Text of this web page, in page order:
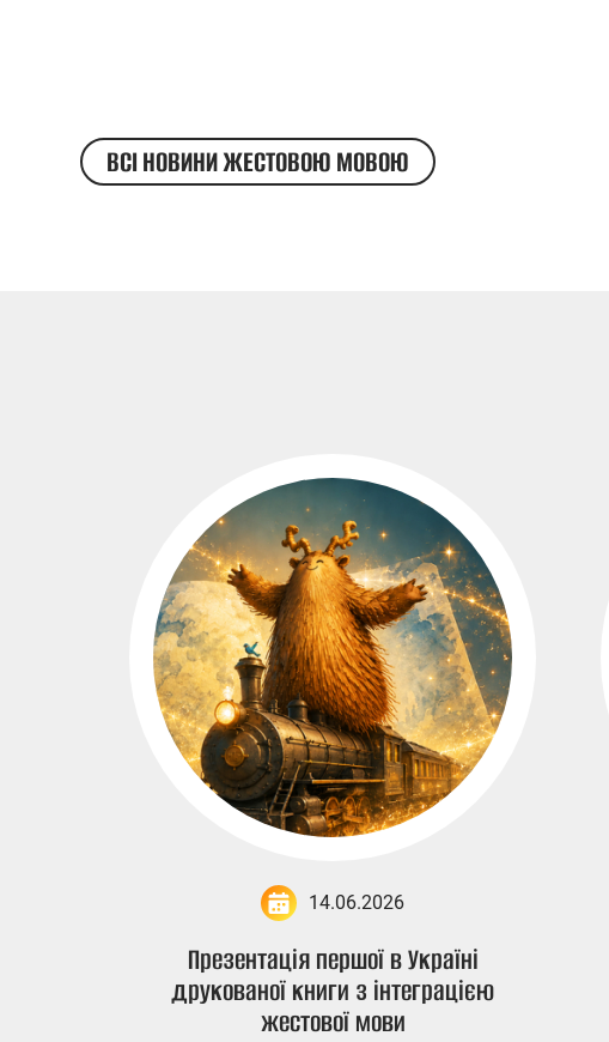
ВСІ НОВИНИ ЖЕСТОВОЮ МОВОЮ
14.06.2026
Презентація першої в Україні
друкованої книги з інтеграцією
жестової мови